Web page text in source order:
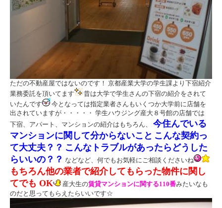
ただの不動産屋ではないのです！ 京都産業大学の学生課より下宿紹介
業務委託を頂いてます
昔は大学で学生さんの下宿の紹介をされて
いたんです
今となっては指定業者さんもいくつか大学前に店舗を
出されていますが・・・・・ 学生ハウジング産大８号館の店舗では
下宿、アパート、マンションの紹介はもちろん、 今住んでいる
マンションに関して分からないこと こんな契約っ
て大丈夫？？ こんなトラブルがあったらどうした
らいいの？？ などなど、何でもお気軽にご相談くださいね
もちろん他の業者で紹介してもらった物件に関し
てでも OK
産大生の賃貸マンションに関する110番みたいなも
のだと思ってもらえたらいいです☆